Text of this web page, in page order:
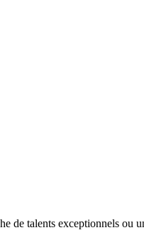
de talents exceptionnels ou